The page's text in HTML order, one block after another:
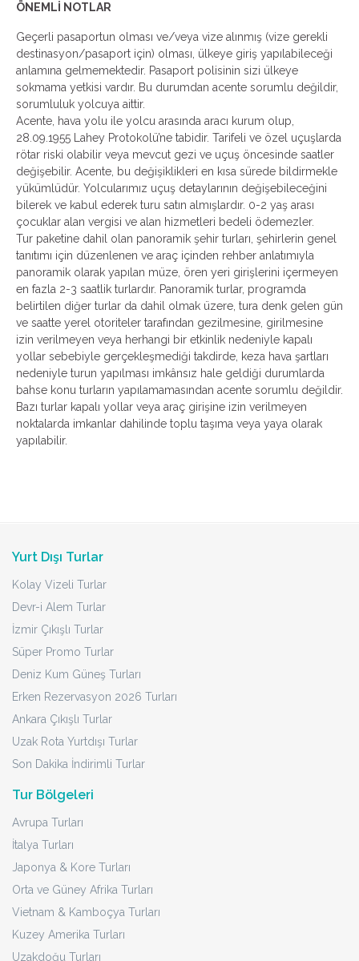
ÖNEMLİ NOTLAR
Geçerli pasaportun olması ve/veya vize alınmış (vize gerekli
destinasyon/pasaport için) olması, ülkeye giriş yapılabileceği
anlamına gelmemektedir. Pasaport polisinin sizi ülkeye
sokmama yetkisi vardır. Bu durumdan acente sorumlu değildir,
sorumluluk yolcuya aittir.
Acente, hava yolu ile yolcu arasında aracı kurum olup,
28.09.1955 Lahey Protokolü’ne tabidir. Tarifeli ve özel uçuşlarda
rötar riski olabilir veya mevcut gezi ve uçuş öncesinde saatler
değişebilir. Acente, bu değişiklikleri en kısa sürede bildirmekle
yükümlüdür. Yolcularımız uçuş detaylarının değişebileceğini
bilerek ve kabul ederek turu satın almışlardır. 0-2 yaş arası
çocuklar alan vergisi ve alan hizmetleri bedeli ödemezler.
Tur paketine dahil olan panoramik şehir turları, şehirlerin genel
tanıtımı için düzenlenen ve araç içinden rehber anlatımıyla
panoramik olarak yapılan müze, ören yeri girişlerini içermeyen
en fazla 2-3 saatlik turlardır. Panoramik turlar, programda
belirtilen diğer turlar da dahil olmak üzere, tura denk gelen gün
ve saatte yerel otoriteler tarafından gezilmesine, girilmesine
izin verilmeyen veya herhangi bir etkinlik nedeniyle kapalı
yollar sebebiyle gerçekleşmediği takdirde, keza hava şartları
nedeniyle turun yapılması imkânsız hale geldiği durumlarda
bahse konu turların yapılamamasından acente sorumlu değildir.
Bazı turlar kapalı yollar veya araç girişine izin verilmeyen
noktalarda imkanlar dahilinde toplu taşıma veya yaya olarak
yapılabilir.
Yurt Dışı Turlar
Kolay Vizeli Turlar
Devr-i Alem Turlar
İzmir Çıkışlı Turlar
Süper Promo Turlar
Deniz Kum Güneş Turları
Erken Rezervasyon 2026 Turları
Ankara Çıkışlı Turlar
Uzak Rota Yurtdışı Turlar
Son Dakika İndirimli Turlar
Tur Bölgeleri
Avrupa Turları
İtalya Turları
Japonya & Kore Turları
Orta ve Güney Afrika Turları
Vietnam & Kamboçya Turları
Kuzey Amerika Turları
Uzakdoğu Turları